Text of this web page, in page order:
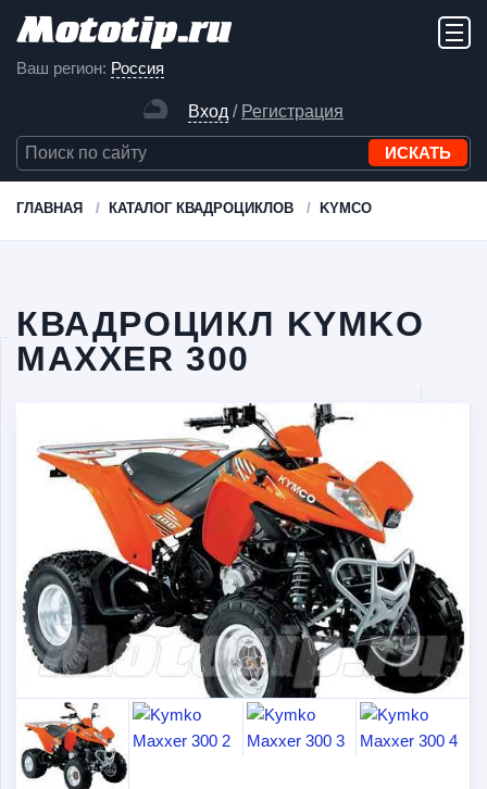
Ваш регион: Россия
Вход / Регистрация
ГЛАВНАЯ КАТАЛОГ КВАДРОЦИКЛОВ KYMCO
КВАДРОЦИКЛ KYMKO
MAXXER 300